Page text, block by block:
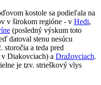
kostole sa podieľala na
v širokom regióne - v Hedi,
(posledný výskum toto
datoval stenu nesúcu
storočia a teda pred
Diakovciach) a Dražovciach.
je tzv. strieškový vlys